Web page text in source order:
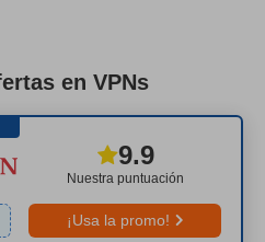
en VPNs
Nuestra puntuación
9.9
¡Usa la promo!